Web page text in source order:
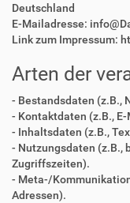
Deutschland
E-Mailadresse:
Link zum Impressum:
Arten der
- Bestandsdaten (z.B.,
- Kontaktdaten (z.B.,
- Inhaltsdaten (z.B.,
- Nutzungsdaten (z.B.,
Zugriffszeiten).
- Meta-/
Adressen).